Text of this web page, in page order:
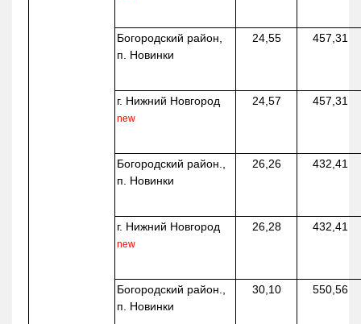
Богородский район,
п. Новинки
24,55 457,31
г. Нижний Новгород
new
24,57 457,31
Богородский район.,
п. Новинки
26,26 432,41
г. Нижний Новгород
new
26,28 432,41
Богородский район.,
п. Новинки
30,10 550,56